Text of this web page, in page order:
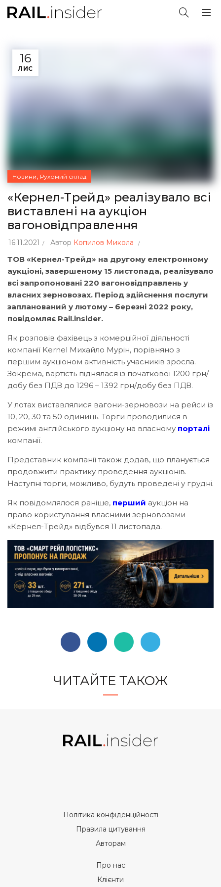
16
ЛИС
Новини, Рухомий склад
«Кернел-Трейд» реалізувало всі
виставлені на аукціон
вагоновідправлення
16.11.2021 Автор Копилов Микола
ТОВ «Кернел-Трейд» на другому електронному
аукціоні, завершеному 15 листопада, реалізувало
всі запропоновані 220 вагоновідправлень у
власних зерновозах. Період здійснення послуги
запланований у лютому – березні 2022 року,
повідомляє Rail.insider.
Як розповів фахівець з комерційної діяльності
компанії Kernel Михайло Мурін, порівняно з
першим аукціоном активність учасників зросла.
Зокрема, вартість піднялася із початкової 1200 грн/
добу без ПДВ до 1296 – 1392 грн/добу без ПДВ.
У лотах виставлялися вагони-зерновози на рейси із
10, 20, 30 та 50 одиниць. Торги проводилися в
режимі англійського аукціону на власному порталі
компанії.
Представник компанії також додав, що планується
продовжити практику проведення аукціонів.
Наступні торги, можливо, будуть проведені у грудні.
Як повідомлялося раніше, перший аукціон на
право користування власними зерновозами
«Кернел-Трейд» відбувся 11 листопада.
ЧИТАЙТЕ ТАКОЖ
Політика конфіденційності
Правила цитування
Авторам
Про нас
Клієнти